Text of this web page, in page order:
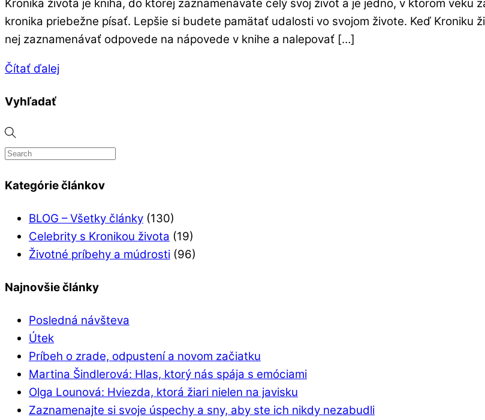
Kronika života je kniha, do ktorej zaznamenávate celý svoj život a je jedno, v ktorom veku
kronika priebežne písať. Lepšie si budete pamätať udalosti vo svojom živote. Keď Kroniku
nej zaznamenávať odpovede na nápovede v knihe a nalepovať […]
Čítať ďalej
Vyhľadať
Kategórie článkov
BLOG – Všetky články (130)
Celebrity s Kronikou života (19)
Životné príbehy a múdrosti (96)
Najnovšie články
Posledná návšteva
Útek
Príbeh o zrade, odpustení a novom začiatku
Martina Šindlerová: Hlas, ktorý nás spája s emóciami
Olga Lounová: Hviezda, ktorá žiari nielen na javisku
Zaznamenajte si svoje úspechy a sny, aby ste ich nikdy nezabudli